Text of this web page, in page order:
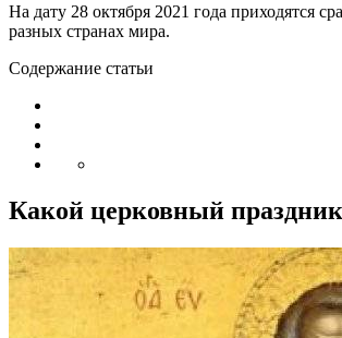
На дату 28 октября 2021 года приходятся
разных странах мира.
Содержание статьи
Какой церковный